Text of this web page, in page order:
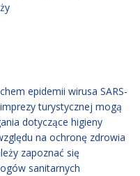
epidemii wirusa SARS-
turystycznej mogą
dotyczące higieny
na ochronę zdrowia
zapoznać się
sanitarnych